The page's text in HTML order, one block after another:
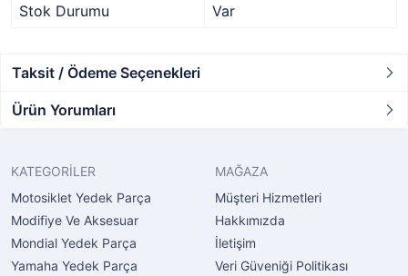
Stok Durumu
Var
Taksit / Ödeme Seçenekleri
Ürün Yorumları
KATEGORİLER
Motosiklet Yedek Parça
Modifiye Ve Aksesuar
Mondial Yedek Parça
Yamaha Yedek Parça
MAĞAZA
Müşteri Hizmetleri
Hakkımızda
İletişim
Veri Güveniği Politikası